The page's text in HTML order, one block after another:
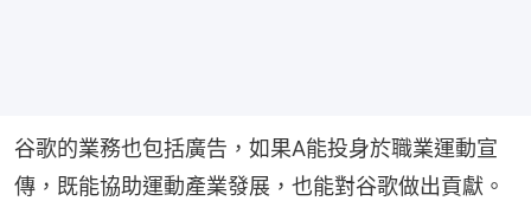
谷歌的業務也包括廣告，如果A能投身於職業運動宣
傳，既能協助運動產業發展，也能對谷歌做出貢獻。